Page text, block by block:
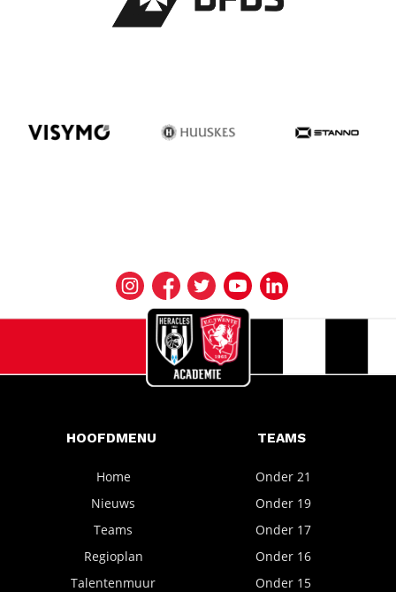
HOOFDMENU
Home
Nieuws
Teams
Regioplan
Talentenmuur
TEAMS
Onder 21
Onder 19
Onder 17
Onder 16
Onder 15